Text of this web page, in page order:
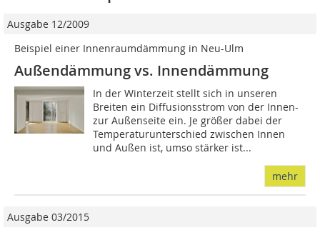
Ausgabe 12/2009
Beispiel einer Innenraumdämmung in Neu-Ulm
Außendämmung vs. Innendämmung
In der Winterzeit stellt sich in unseren
Breiten ein Diffusionsstrom von der Innen-
zur Außenseite ein. Je größer dabei der
Temperaturunterschied zwischen Innen
und Außen ist, umso stärker ist...
mehr
Ausgabe 03/2015